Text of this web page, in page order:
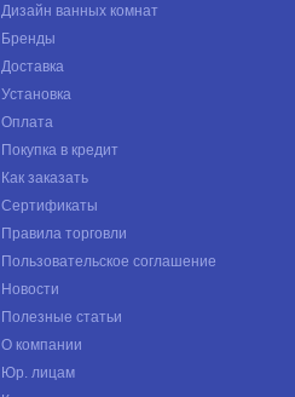
Дизайн ванных комнат
Бренды
Доставка
Установка
Оплата
Покупка в кредит
Как заказать
Сертификаты
Правила торговли
Пользовательское соглашение
Новости
Полезные статьи
О компании
Юр. лицам